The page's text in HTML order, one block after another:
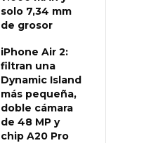
solo 7,34 mm
de grosor
iPhone Air 2:
filtran una
Dynamic Island
más pequeña,
doble cámara
de 48 MP y
chip A20 Pro